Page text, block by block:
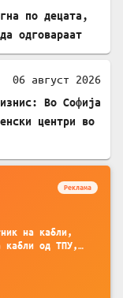
по децата,
одговараат
06 август 2026
Во Софија
центри во
Реклама
на кабли,
кабли од ТПУ,
без
комплет